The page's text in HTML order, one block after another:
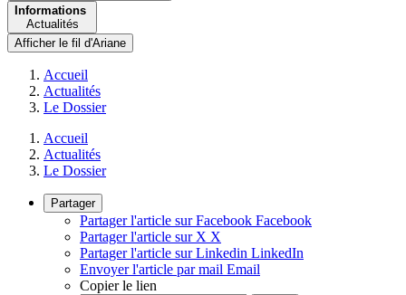
Informations
Actualités
Afficher le fil d'Ariane
Accueil
Actualités
Le Dossier
Accueil
Actualités
Le Dossier
Partager
Partager l'article sur Facebook Facebook
Partager l'article sur X X
Partager l'article sur Linkedin LinkedIn
Envoyer l'article par mail Email
Copier le lien